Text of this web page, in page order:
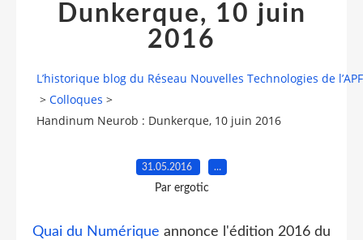
Dunkerque, 10 juin
2016
L’historique blog du Réseau Nouvelles Technologies de
> Colloques >
Handinum Neurob : Dunkerque, 10 juin 2016
31.05.2016 …
Par ergotic
Quai du Numérique annonce l'édition 2016 du